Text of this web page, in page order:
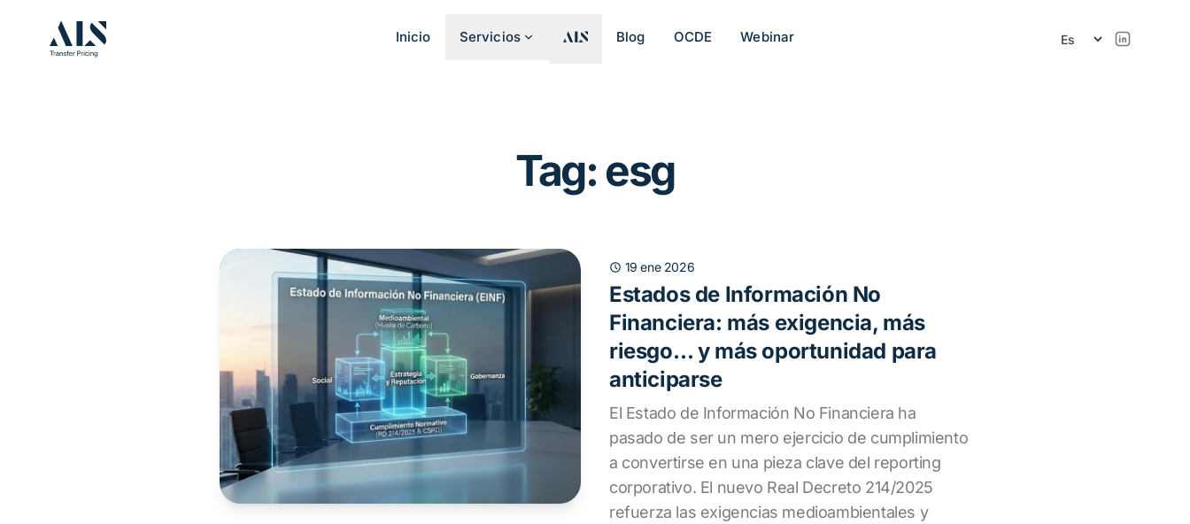
Inicio Servicios Blog OCDE Webinar
Tag: esg
19 ene 2026
Estados de Información No
Financiera: más exigencia, más
riesgo… y más oportunidad para
anticiparse
El Estado de Información No Financiera ha
pasado de ser un mero ejercicio de cumplimiento
a convertirse en una pieza clave del reporting
corporativo. El nuevo Real Decreto 214/2025
refuerza las exigencias medioambientales y